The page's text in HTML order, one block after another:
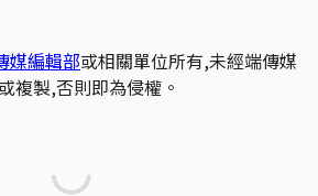
媒編輯部或相關單位所有,未經端傳媒
複製,否則即為侵權。